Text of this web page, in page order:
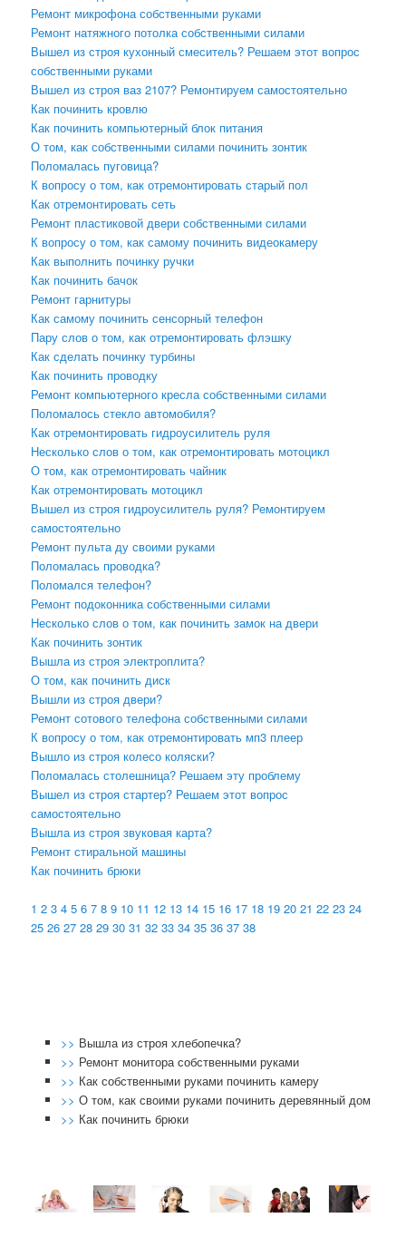
Ремонт микрофона собственными руками
Ремонт натяжного потолка собственными силами
Вышел из строя кухонный смеситель? Решаем этот вопрос
собственными руками
Вышел из строя ваз 2107? Ремонтируем самостоятельно
Как починить кровлю
Как починить компьютерный блок питания
О том, как собственными силами починить зонтик
Поломалась пуговица?
К вопросу о том, как отремонтировать старый пол
Как отремонтировать сеть
Ремонт пластиковой двери собственными силами
К вопросу о том, как самому починить видеокамеру
Как выполнить починку ручки
Как починить бачок
Ремонт гарнитуры
Как самому починить сенсорный телефон
Пару слов о том, как отремонтировать флэшку
Как сделать починку турбины
Как починить проводку
Ремонт компьютерного кресла собственными силами
Поломалось стекло автомобиля?
Как отремонтировать гидроусилитель руля
Несколько слов о том, как отремонтировать мотоцикл
О том, как отремонтировать чайник
Как отремонтировать мотоцикл
Вышел из строя гидроусилитель руля? Ремонтируем
самостоятельно
Ремонт пульта ду своими руками
Поломалась проводка?
Поломался телефон?
Ремонт подоконника собственными силами
Несколько слов о том, как починить замок на двери
Как починить зонтик
Вышла из строя электроплита?
О том, как починить диск
Вышли из строя двери?
Ремонт сотового телефона собственными силами
К вопросу о том, как отремонтировать мп3 плеер
Вышло из строя колесо коляски?
Поломалась столешница? Решаем эту проблему
Вышел из строя стартер? Решаем этот вопрос
самостоятельно
Вышла из строя звуковая карта?
Ремонт стиральной машины
Как починить брюки
1 2 3 4 5 6 7 8 9 10 11 12 13 14 15 16 17 18 19 20 21 22 23 24
25 26 27 28 29 30 31 32 33 34 35 36 37 38
>> Вышла из строя хлебопечка?
>> Ремонт монитора собственными руками
>> Как собственными руками починить камеру
>> О том, как своими руками починить деревянный дом
>> Как починить брюки